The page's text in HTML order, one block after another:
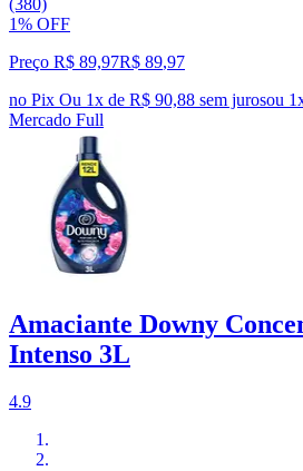
(380)
1% OFF
Preço R$ 89,97R$ 89,97
no Pix Ou 1x de R$ 90,88 sem jurosou 1
Mercado Full
Amaciante Downy
Intenso 3L
4.9